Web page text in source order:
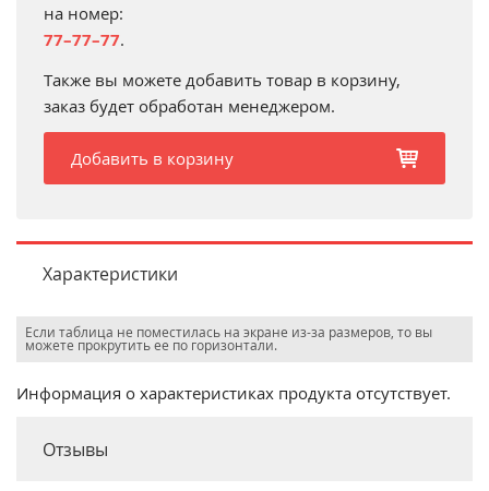
на номер:
77–77–77.
Также вы можете добавить товар в корзину,
заказ будет обработан менеджером.
Добавить в корзину b
Характеристики
Если таблица не поместилась на экране из-за размеров, то вы
можете прокрутить ее по горизонтали.
Информация о характеристиках продукта отсутствует.
Отзывы